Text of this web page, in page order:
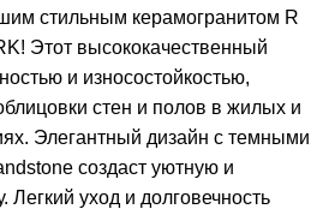
стильным керамогранитом R
Этот высококачественный
и износостойкостью,
стен и полов в жилых и
Элегантный дизайн с темными
создаст уютную и
уход и долговечность